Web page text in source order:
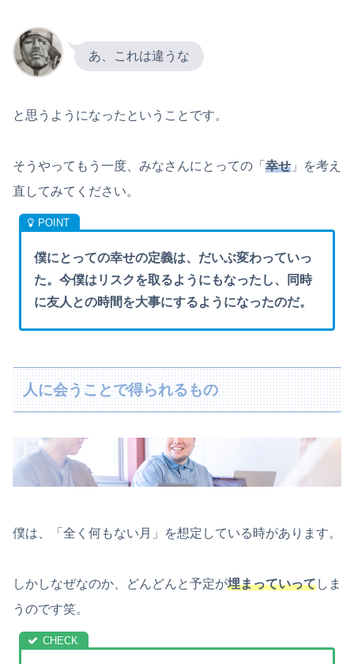
あ、これは違うな
と思うようになったということです。
そうやってもう一度、みなさんにとっての「 幸せ 」を考え
直してみてください。
僕にとっての幸せの定義は、だいぶ変わっていっ
た。今僕はリスクを取るようにもなったし、同時
に友人との時間を大事にするようになったのだ。
人に会うことで得られるもの
僕は、「全く何もない月」を想定している時があります。
しかしなぜなのか、どんどんと予定が埋まっていってしま
うのです笑。